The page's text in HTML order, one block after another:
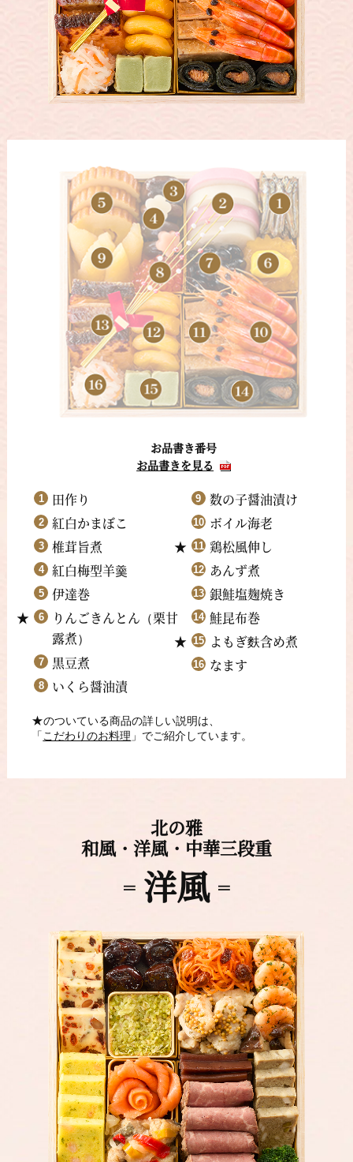
お品書き番号
お品書きを見る
田作り
紅白かまぼこ
椎茸旨煮
紅白梅型羊羹
伊達巻
りんごきんとん （栗甘
露煮）
黒豆煮
いくら醤油漬
数の子醤油漬け
ボイル海老
鶏松風伸し
あんず煮
銀鮭塩麹焼き
鮭昆布巻
よもぎ麩含め煮
なます
★のついている商品の詳しい説明は、
「 こだわりのお料理 」でご紹介しています。
北の雅
和風・洋風・中華三段重
洋風